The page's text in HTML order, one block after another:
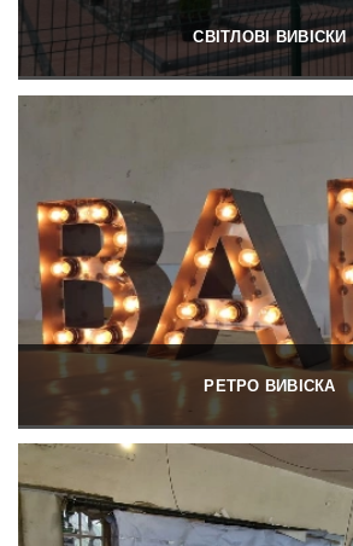
СВІТЛОВІ ВИВІСКИ
РЕТРО ВИВІСКА